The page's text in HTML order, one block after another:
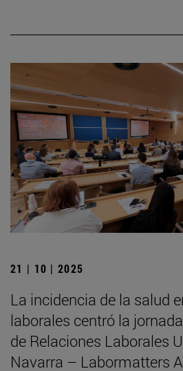
21 | 10 | 2025
La incidencia de la salud
laborales centró la
de Relaciones Laborales
Navarra – Labormatters